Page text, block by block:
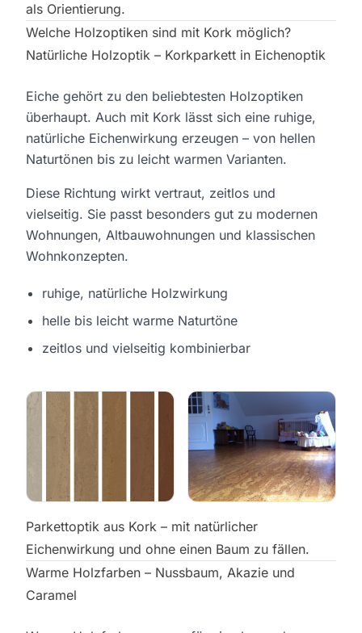
als Orientierung.
Welche Holzoptiken sind mit Kork möglich?
Natürliche Holzoptik – Korkparkett in Eichenoptik
Eiche gehört zu den beliebtesten Holzoptiken
überhaupt. Auch mit Kork lässt sich eine ruhige,
natürliche Eichenwirkung erzeugen – von hellen
Naturtönen bis zu leicht warmen Varianten.
Diese Richtung wirkt vertraut, zeitlos und
vielseitig. Sie passt besonders gut zu modernen
Wohnungen, Altbauwohnungen und klassischen
Wohnkonzepten.
ruhige, natürliche Holzwirkung
helle bis leicht warme Naturtöne
zeitlos und vielseitig kombinierbar
Parkettoptik aus Kork – mit natürlicher
Eichenwirkung und ohne einen Baum zu fällen.
Warme Holzfarben – Nussbaum, Akazie und
Caramel